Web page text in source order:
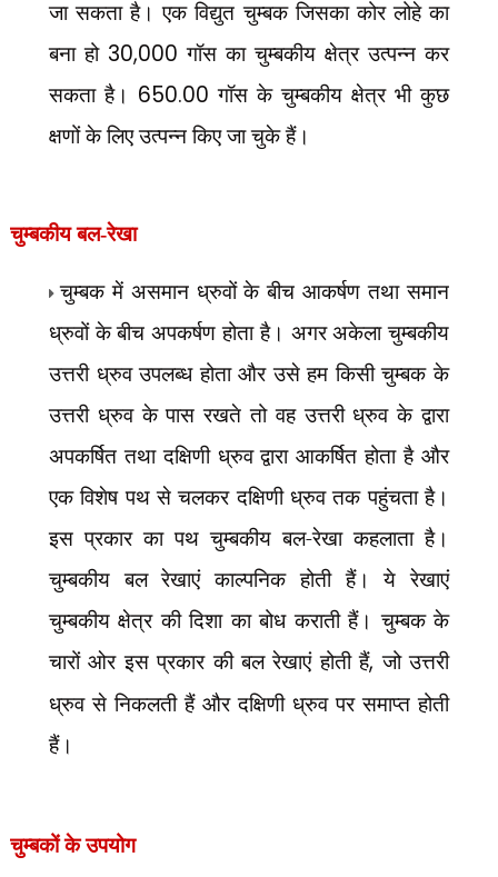
जा सकता है। एक विद्युत चुम्बक जिसका कोर लोहे का
बना हो 30,000 गॉस का चुम्बकीय क्षेत्र उत्पन्न कर
सकता है। 650.00 गॉस के चुम्बकीय क्षेत्र भी कुछ
क्षणों के लिए उत्पन्न किए जा चुके हैं।
चुम्बकीय बल-रेखा
चुम्बक में असमान ध्रुवों के बीच आकर्षण तथा समान
ध्रुवों के बीच अपकर्षण होता है। अगर अकेला चुम्बकीय
उत्तरी ध्रुव उपलब्ध होता और उसे हम किसी चुम्बक के
उत्तरी ध्रुव के पास रखते तो वह उत्तरी ध्रुव के द्वारा
अपकर्षित तथा दक्षिणी ध्रुव द्वारा आकर्षित होता है और
एक विशेष पथ से चलकर दक्षिणी ध्रुव तक पहुंचता है।
इस प्रकार का पथ चुम्बकीय बल-रेखा कहलाता है।
चुम्बकीय बल रेखाएं काल्पनिक होती हैं। ये रेखाएं
चुम्बकीय क्षेत्र की दिशा का बोध कराती हैं। चुम्बक के
चारों ओर इस प्रकार की बल रेखाएं होती हैं,जो उत्तरी
ध्रुव से निकलती हैं और दक्षिणी ध्रुव पर समाप्त होती
हैं।
चुम्बकों के उपयोग